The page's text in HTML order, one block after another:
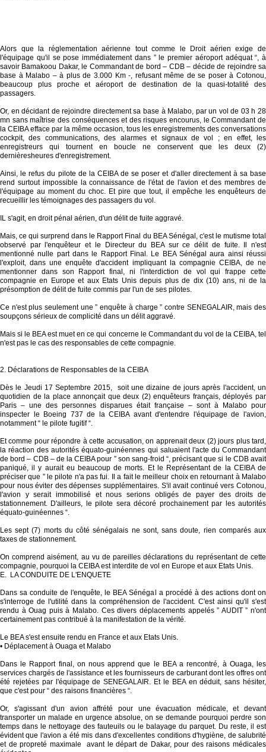
Alors que la réglementation aérienne tout comme le Droit aérien exige de
l'équipage qu'il se pose immédiatement dans ” le premier aéroport adéquat “, à
savoir Bamakoou Dakar, le Commandant de bord – CDB – décide de rejoindre sa
base à Malabo – à plus de 3.000 Km -, refusant même de se poser à Cotonou,
beaucoup plus proche et aéroport de destination de la quasi-totalité des
passagers.
Or, en décidant de rejoindre directement sa base à Malabo, par un vol de 03 h 28
mn sans maîtrise des conséquences et des risques encourus, le Commandant de
la CEIBA efface par la même occasion, tous les enregistrements des conversations
cockpit, des communications, des alarmes et signaux de vol ; en effet, les
enregistreurs qui tournent en boucle ne conservent que les deux (2)
dernièresheures d'enregistrement.
Ainsi, le refus du pilote de la CEIBA de se poser et d'aller directement à sa base
rend surtout impossible la connaissance de l'état de l'avion et des membres de
l'équipage au moment du choc. Et pire que tout, il empêche les enquêteurs de
recueillir les témoignages des passagers du vol.
IL s'agit, en droit pénal aérien, d'un délit de fuite aggravé.
Mais, ce qui surprend dans le Rapport Final du BEA Sénégal, c'est le mutisme total
observé par l'enquêteur et le Directeur du BEA sur ce délit de fuite. Il n'est
mentionné nulle part dans le Rapport Final. Le BEA Sénégal aura ainsi réussi
l'exploit, dans une enquête d'accident impliquant la compagnie CEIBA, de ne
mentionner dans son Rapport final, ni l'interdiction de vol qui frappe cette
compagnie en Europe et aux Etats Unis depuis plus de dix (10) ans, ni de la
présomption de délit de fuite commis par l'un de ses pilotes.
Ce n'est plus seulement une ” enquête à charge ” contre SENEGALAIR, mais des
soupçons sérieux de complicité dans un délit aggravé.
Mais si le BEA est muet en ce qui concerne le Commandant du vol de la CEIBA, tel
n'est pas le cas des responsables de cette compagnie.
2. Déclarations de Responsables de la CEIBA
Dès le Jeudi 17 Septembre 2015, soit une dizaine de jours après l'accident, un
quotidien de la place annonçait que deux (2) enquêteurs français, déployés par
Paris – une des personnes disparues était française – sont à Malabo pour
inspecter le Boeing 737 de la CEIBA avant d'entendre l'équipage de l'avion,
notamment “ le pilote fugitif “.
Et comme pour répondre à cette accusation, on apprenait deux (2) jours plus tard,
la réaction des autorités équato-guinéennes qui saluaient l'acte du Commandant
de bord – CDB – de la CEIBA pour ” son sang-froid “, précisant que si le CDB avait
paniqué, il y aurait eu beaucoup de morts. Et le Représentant de la CEIBA de
préciser que ” le pilote n'a pas fui. Il a fait le meilleur choix en retournant à Malabo
pour nous éviter des dépenses supplémentaires. S'il avait continué vers Cotonou,
l'avion y serait immobilisé et nous serions obligés de payer des droits de
stationnement. D'ailleurs, le pilote sera décoré prochainement par les autorités
équato-guinéennes “.
Les sept (7) morts du côté sénégalais ne sont, sans doute, rien comparés aux
taxes de stationnement.
On comprend aisément, au vu de pareilles déclarations du représentant de cette
compagnie, pourquoi la CEIBA est interdite de vol en Europe et aux Etats Unis.
E. LA CONDUITE DE L'ENQUETE
Dans sa conduite de l'enquête, le BEA Sénégal a procédé à des actions dont on
s'interroge de l'utilité dans la compréhension de l'accident. C'est ainsi qu'il s'est
rendu à Ouag puis à Malabo. Ces divers déplacements appelés ” AUDIT ” n'ont
certainement pas contribué à la manifestation de la vérité.
Le BEA s'est ensuite rendu en France et aux Etats Unis.
• Déplacement à Ouaga et Malabo
Dans le Rapport final, on nous apprend que le BEA a rencontré, à Ouaga, les
services chargés de l'assistance et les fournisseurs de carburant dont les offres ont
été rejetées par l'équipage de SENEGALAIR. Et le BEA en déduit, sans hésiter,
que c'est pour “ des raisons financières “.
Or, s'agissant d'un avion affrété pour une évacuation médicale, et devant
transporter un malade en urgence absolue, on se demande pourquoi perdre son
temps dans le nettoyage des fauteuils ou le balayage du parquet. Du reste, il est
évident que l'avion a été mis dans d'excellentes conditions d'hygiène, de salubrité
et de propreté maximale avant le départ de Dakar, pour des raisons médicales